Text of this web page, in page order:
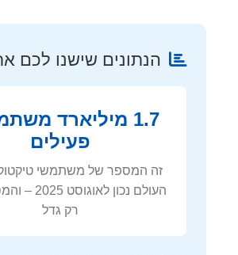
הנתונים שישנו לכם
1.7 מיליארד
פעילים
זה המספר של משתמשי
העולם נכון
רק גדל